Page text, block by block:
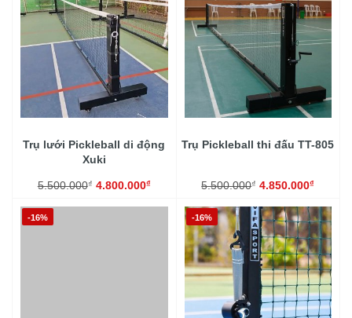
Trụ lưới Pickleball di động
Xuki
5.500.000₫ 4.800.000₫
Trụ Pickleball thi đấu TT-805
5.500.000₫ 4.850.000₫
-16% -16%